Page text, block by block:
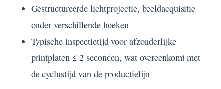
Gestructureerde lichtprojectie, beeldacquisitie
onder verschillende hoeken
Typische inspectietijd voor afzonderlijke
printplaten ≤ 2 seconden, wat overeenkomt met
de cyclustijd van de productielijn